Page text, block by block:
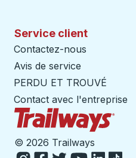
Service client
Contactez-nous
Avis de service
PERDU ET TROUVÉ
Contact avec l'entreprise
© 2026 Trailways